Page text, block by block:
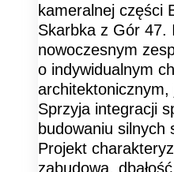
kameralnej części
Skarbka z Gór 47.
nowoczesnym
o indywidualnym
Sprzyja integracji
budowaniu silnych
Projekt
zabudowa,